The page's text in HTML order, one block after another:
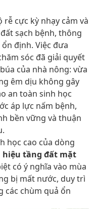
cực kỳ nhạy cảm và
sạch bệnh, thông
định. Việc đưa
sóc đã giải quyết
của nhà nông: vừa
êm dịu không gây
an toàn sinh học
áp lực nấm bệnh,
bền vững và thuận
học cao của dòng
hiệu tầng đất mặt
có ý nghĩa vào mùa
bị mất nước, duy trì
các chùm quả ổn